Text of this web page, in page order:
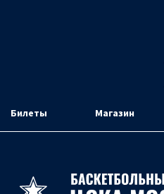
Билеты Магазин